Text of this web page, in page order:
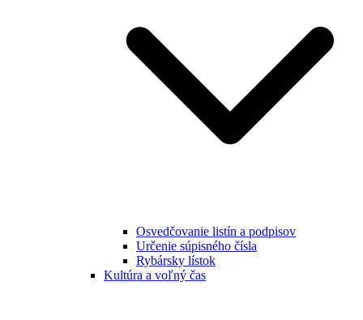
Osvedčovanie listín a podpisov
Určenie súpisného čísla
Rybársky lístok
Kultúra a voľný čas